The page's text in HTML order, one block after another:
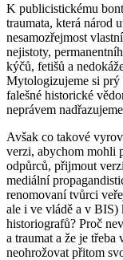
K publicistickému
traumata, která národ
nesamozřejmost
nejistoty,
kýčů, fetišů a
Mytologizujeme si prý
falešné historické
neprávem
Avšak co takové
verzi, abychom mohli
odpůrců, přijmout
mediální
renomovaní tvůrci
ale i ve vládě a v
historiografů? Proč
a traumat a že je třeba
neohrožovat přitom